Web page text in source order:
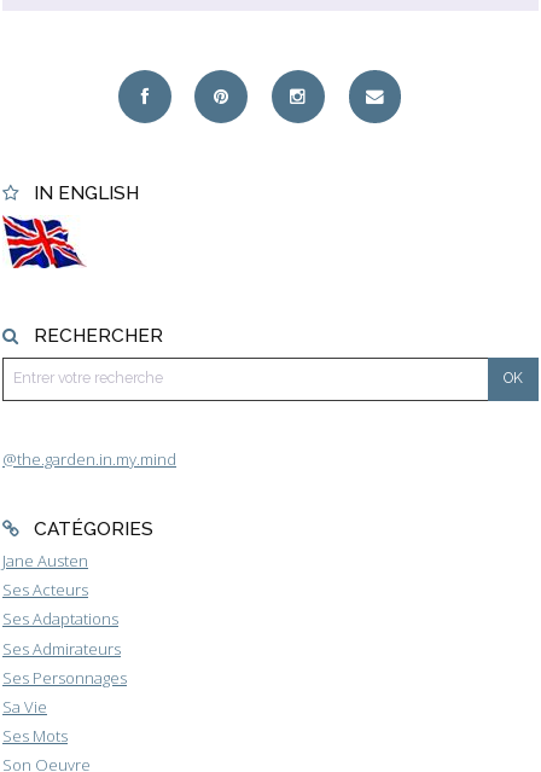
IN ENGLISH
RECHERCHER
@the.garden.in.my.mind
CATÉGORIES
Jane Austen
Ses Acteurs
Ses Adaptations
Ses Admirateurs
Ses Personnages
Sa Vie
Ses Mots
Son Oeuvre